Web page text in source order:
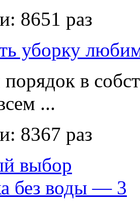
8651 раз
уборку
в
...
8367 раз
выбор
без воды — 3